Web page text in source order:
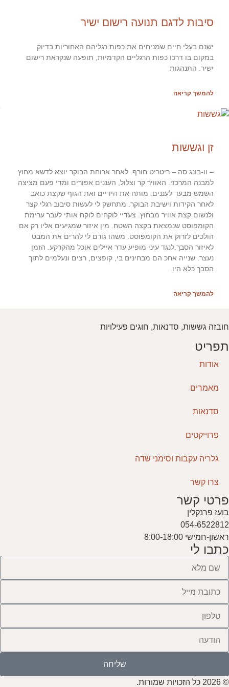
סיבות לדגם תנועה רישום ישיר
ישנם בעלי חיים שמניחים את כפות רגליהם האחוריות בדיוק
במקום בו דרכו כפות הרגליים הקדמיות, תופעה שנקראת רישום
ישיר. התנהגות
להמשך קריאה
זן וגששות
– וו-בונג סה – ריטריט חורף. לאחר ארוחת הבוקר יוצא לדשא מחוץ
למבנה המרכזי. האוויר קר וצלול, העננים אפורים ומדי פעם מציצה
השמש מבעד לעננים. מותח את הידיים ואת הגוף שקצת כואב
לאחר הקידות וישיבת הבוקר. מתחשק לי לעשות סיבוב רגלי קצר
ולנשום קצת אוויר מבחוץ. צעדיי לוקחים לוקח אותי לעבר ערימת
הקומפוסט שנמצאת בקצה השטח. מין איזור שמגיעים אליו רק אם
הולכים לזרוק את הקומפוסט. משהו גורם לי להרים את המבט
לאיזור הסבך.לנגד עיני מופיע עדר איילים אוכל מהקרקע. הזמן
נעצר. שנייה אחכ הם מבחינים בי, קופצים, רצים ונעלמים לתוך
הסבך כלא היו.
להמשך קריאה
חובזה גששות, סדנאות, חוגים פעילויות
תפריט
אודות
מאמרים
סדנאות
פרוייקטים
גלריה עקבות וסימני שדה
צרו קשר
פרטי קשר
בועז פרנקלין
054-6522812
ראשון-חמישי 8:00-18:00
כתבו לי
שליחה
© 2026 כל הזכויות שמורות.